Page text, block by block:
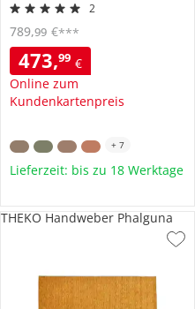
2
473,99 €
Online zum
Kundenkartenpreis
789,99 €***
+ 7
Lieferzeit: bis zu 18 Werktage
THEKO Handweber Phalguna